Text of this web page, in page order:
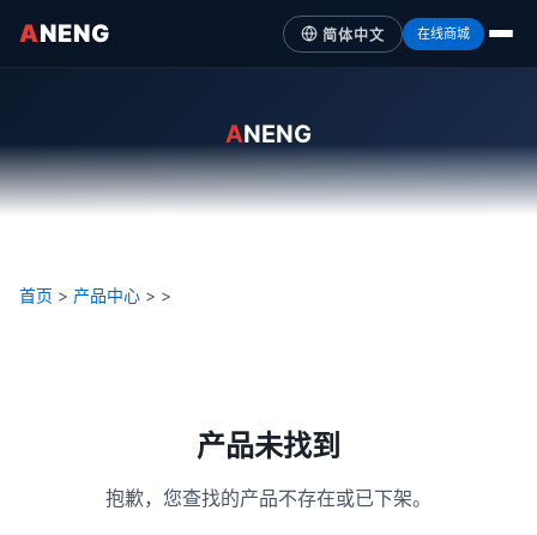
ANENG 简体中文 在线商城
ANENG
首页 > 产品中心 > >
产品未找到
抱歉，您查找的产品不存在或已下架。